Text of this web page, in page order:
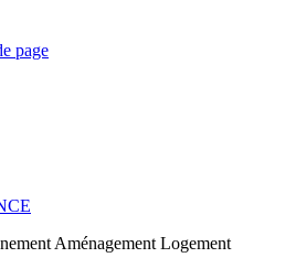
page
Aménagement Logement